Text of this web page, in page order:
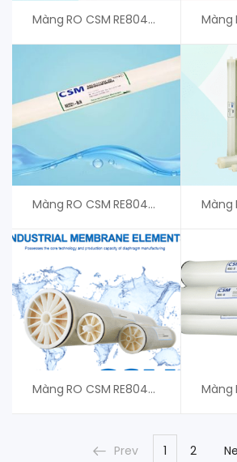
Màng RO CSM RE8040-BE34- Giá Tốt
Màng RO CSM RE8040-FLF440 Toray – Giá Tốt
Màng RO CSM RE8040-FLR34 – Giá Tốt
Prev 1 2